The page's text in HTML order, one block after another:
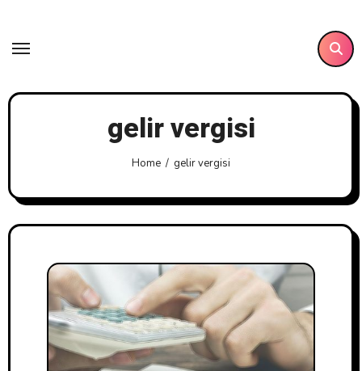
content
gelir vergisi
Home gelir vergisi